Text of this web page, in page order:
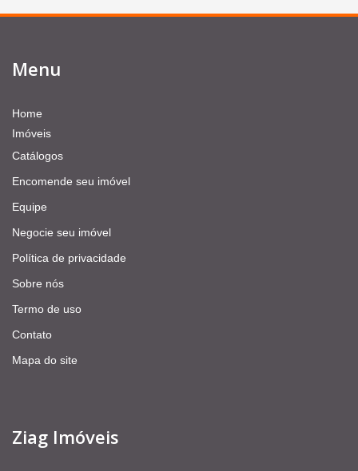
Menu
Home
Imóveis
Catálogos
Encomende seu imóvel
Equipe
Negocie seu imóvel
Política de privacidade
Sobre nós
Termo de uso
Contato
Mapa do site
Ziag Imóveis